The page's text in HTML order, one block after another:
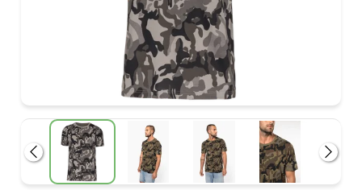
Anterior